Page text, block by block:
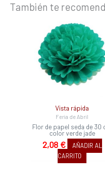
También te
Vista rápida
Feria de Abril
Flor de papel seda de 30
color verde jade
2,08 €
AÑADIR AL
CARRITO